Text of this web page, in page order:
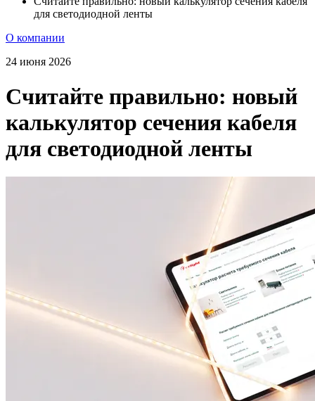
для светодиодной ленты
О компании
24 июня 2026
Считайте правильно: новый
калькулятор сечения кабеля
для светодиодной ленты